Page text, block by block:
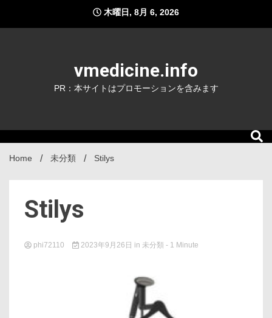
content
木曜日, 8月 6, 2026
vmedicine.info
PR：本サイトはプロモーションを含みます
Home 未分類 Stilys
Stilys
phi72110 2023年9月26日 in 未分類 - 1 Minute